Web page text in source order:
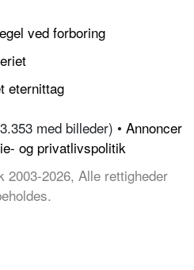
ved forboring
eternittag
med billeder) • Annoncer
og privatlivspolitik
2026, Alle rettigheder